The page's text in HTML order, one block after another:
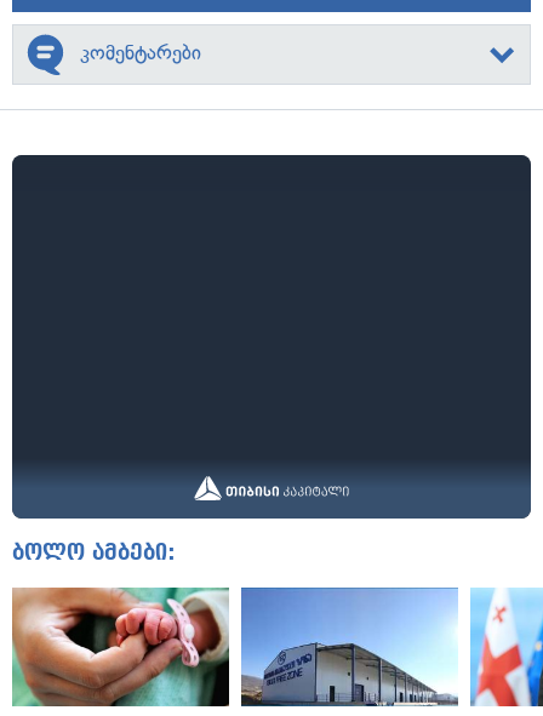
კომენტარები
ბოლო ამბები: